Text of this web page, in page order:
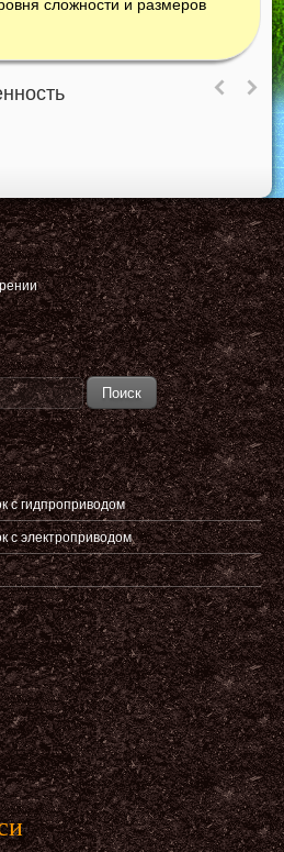
сложности и размеров
Поиск
с гидпроприводом
с электроприводом